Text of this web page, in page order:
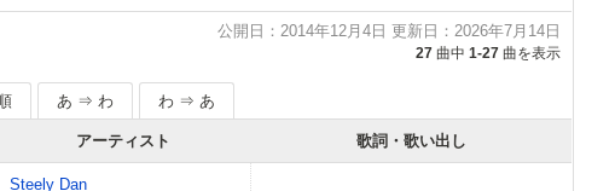
公開日：2014年12月4日 更新日：2026年7月14日
27 曲中 1-27 曲を表示
あ ⇒ わ わ ⇒ あ
アーティスト 歌詞・歌い出し
Steely Dan